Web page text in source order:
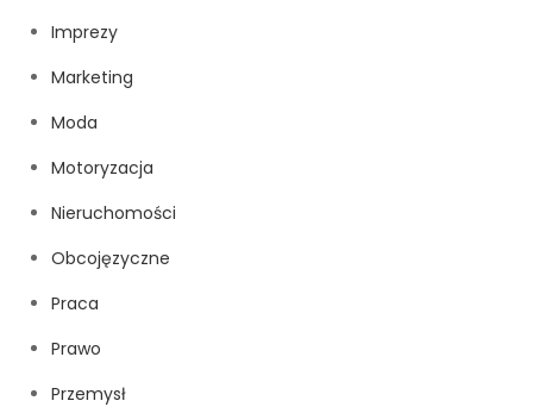
Imprezy
Marketing
Moda
Motoryzacja
Nieruchomości
Obcojęzyczne
Praca
Prawo
Przemysł